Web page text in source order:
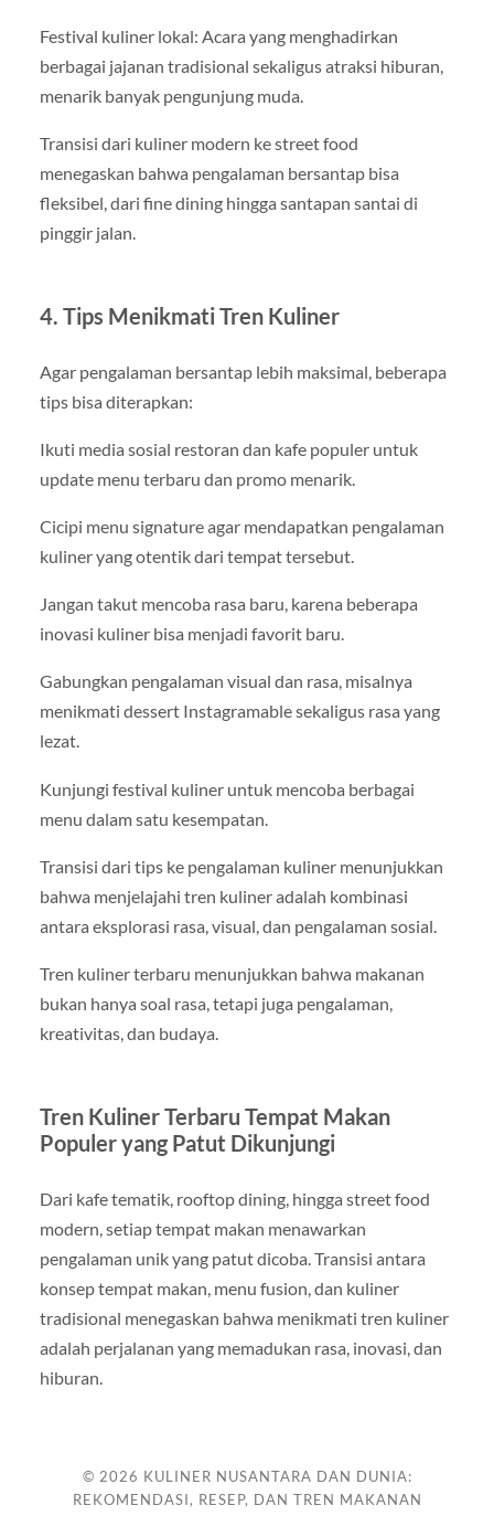
Festival kuliner lokal: Acara yang menghadirkan
berbagai jajanan tradisional sekaligus atraksi hiburan,
menarik banyak pengunjung muda.
Transisi dari kuliner modern ke street food
menegaskan bahwa pengalaman bersantap bisa
fleksibel, dari fine dining hingga santapan santai di
pinggir jalan.
4. Tips Menikmati Tren Kuliner
Agar pengalaman bersantap lebih maksimal, beberapa
tips bisa diterapkan:
Ikuti media sosial restoran dan kafe populer untuk
update menu terbaru dan promo menarik.
Cicipi menu signature agar mendapatkan pengalaman
kuliner yang otentik dari tempat tersebut.
Jangan takut mencoba rasa baru, karena beberapa
inovasi kuliner bisa menjadi favorit baru.
Gabungkan pengalaman visual dan rasa, misalnya
menikmati dessert Instagramable sekaligus rasa yang
lezat.
Kunjungi festival kuliner untuk mencoba berbagai
menu dalam satu kesempatan.
Transisi dari tips ke pengalaman kuliner menunjukkan
bahwa menjelajahi tren kuliner adalah kombinasi
antara eksplorasi rasa, visual, dan pengalaman sosial.
Tren kuliner terbaru menunjukkan bahwa makanan
bukan hanya soal rasa, tetapi juga pengalaman,
kreativitas, dan budaya.
Tren Kuliner Terbaru Tempat Makan
Populer yang Patut Dikunjungi
Dari kafe tematik, rooftop dining, hingga street food
modern, setiap tempat makan menawarkan
pengalaman unik yang patut dicoba. Transisi antara
konsep tempat makan, menu fusion, dan kuliner
tradisional menegaskan bahwa menikmati tren kuliner
adalah perjalanan yang memadukan rasa, inovasi, dan
hiburan.
© 2026 KULINER NUSANTARA DAN DUNIA:
REKOMENDASI, RESEP, DAN TREN MAKANAN